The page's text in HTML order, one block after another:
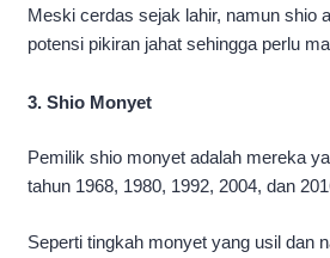
Meski cerdas sejak lahir, namun shio
potensi pikiran jahat sehingga perlu
3. Shio Monyet
Pemilik shio monyet adalah mereka
tahun 1968, 1980, 1992, 2004, dan
Seperti tingkah monyet yang usil dan